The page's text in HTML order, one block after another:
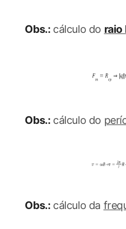
Obs.: cálculo do raio
Obs.: cálculo do
Obs.: cálculo da